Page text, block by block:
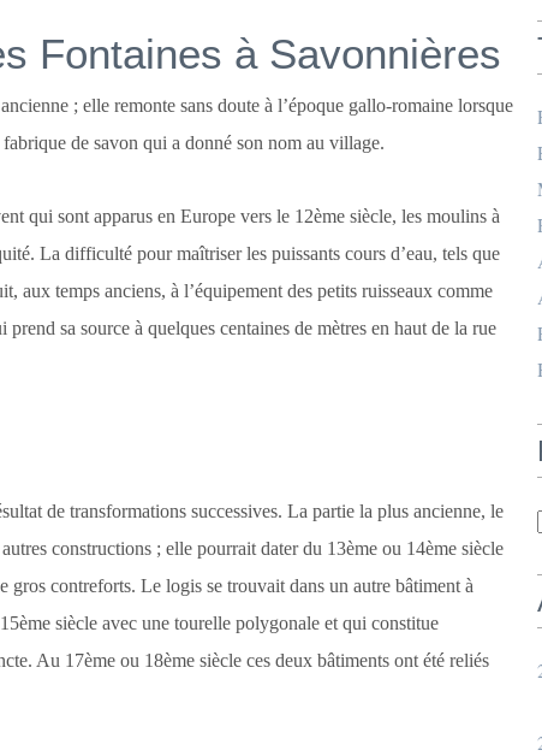
Fontaines à Savonnières
; elle remonte sans doute à l’époque gallo-romaine lorsque
de savon qui a donné son nom au village.
qui sont apparus en Europe vers le 12ème siècle, les moulins à
La difficulté pour maîtriser les puissants cours d’eau, tels que
aux temps anciens, à l’équipement des petits ruisseaux comme
sa source à quelques centaines de mètres en haut de la rue
de transformations successives. La partie la plus ancienne, le
constructions ; elle pourrait dater du 13ème ou 14ème siècle
gros contreforts. Le logis se trouvait dans un autre bâtiment à
siècle avec une tourelle polygonale et qui constitue
Au 17ème ou 18ème siècle ces deux bâtiments ont été reliés